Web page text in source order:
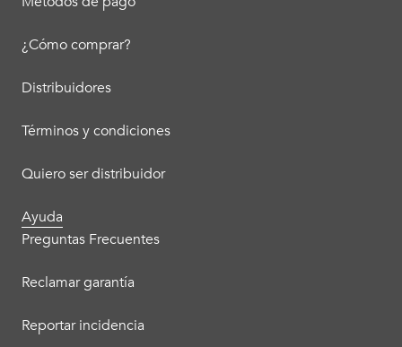
¿Cómo comprar?
Distribuidores
Términos y condiciones
Quiero ser distribuidor
Ayuda
Preguntas Frecuentes
Reclamar garantía
Reportar incidencia